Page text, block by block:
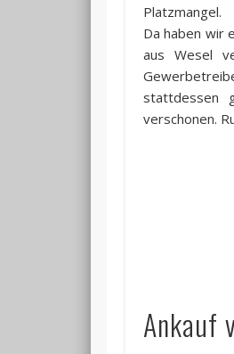
Platzmangel.
Da haben wir
aus Wesel
stattdessen
verschonen.
Ankauf